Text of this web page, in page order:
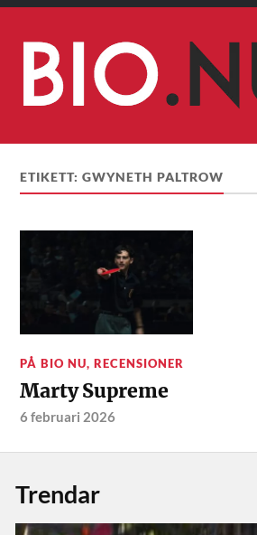
ETIKETT:GWYNETH PALTROW
PÅ BIO NU,RECENSIONER
Marty Supreme
6 februari 2026
Trendar